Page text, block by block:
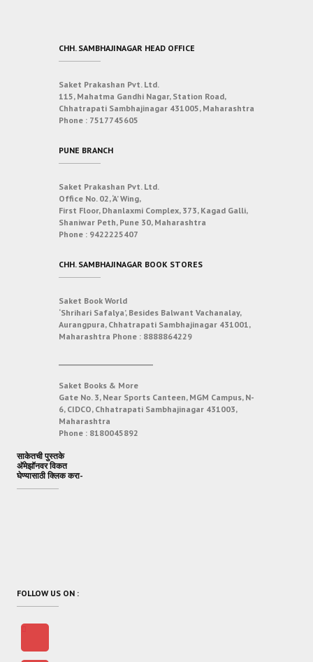
CHH. SAMBHAJINAGAR HEAD OFFICE
Saket Prakashan Pvt. Ltd.
115, Mahatma Gandhi Nagar, Station Road,
Chhatrapati Sambhajinagar 431005, Maharashtra
Phone : 7517745605
PUNE BRANCH
Saket Prakashan Pvt. Ltd.
Office No. 02, ‘A’ Wing,
First Floor, Dhanlaxmi Complex, 373, Kagad Galli,
Shaniwar Peth, Pune 30, Maharashtra
Phone : 9422225407
CHH. SAMBHAJINAGAR BOOK STORES
Saket Book World
‘Shrihari Safalya’, Besides Balwant Vachanalay,
Aurangpura, Chhatrapati Sambhajinagar 431001,
Maharashtra Phone : 8888864229
Saket Books & More
Gate No. 3, Near Sports Canteen, MGM Campus, N-
6, CIDCO, Chhatrapati Sambhajinagar 431003,
Maharashtra
Phone : 8180045892
साकेतची पुस्तके
अ‍ॅमेझॉनवर विकत
घेण्यासाठी क्लिक करा-
FOLLOW US ON :